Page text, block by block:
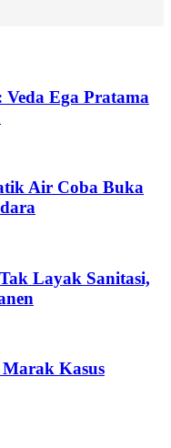
Ega Pratama
Air Coba Buka
Layak Sanitasi,
Kasus